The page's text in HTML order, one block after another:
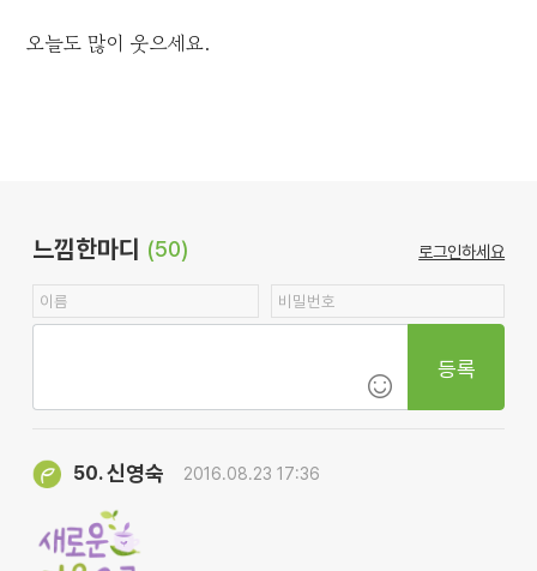
오늘도 많이 웃으세요.
느낌한마디 (50) 로그인하세요
등록
50.신영숙 2016.08.23 17:36